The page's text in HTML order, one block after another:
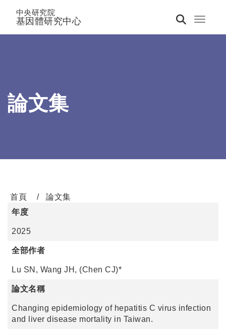
Toggle
中央研究院
基因體研究中心
論文集
首頁
論文集
年度
2025
全部作者
Lu SN, Wang JH, (Chen CJ)*
論文名稱
Changing epidemiology of hepatitis C virus infection
and liver disease mortality in Taiwan.